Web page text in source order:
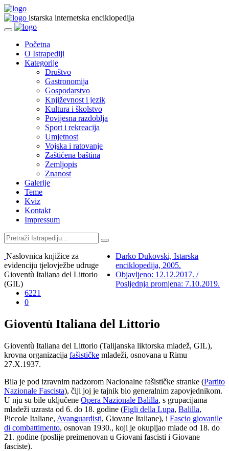
istarska internetska enciklopedija
Početna
O Istrapediji
Kategorije
Društvo
Gastronomija
Gospodarstvo
Književnost i jezik
Kultura i školstvo
Povijesna razdoblja
Sport i rekreacija
Umjetnost
Vojska i ratovanje
Zaštićena baština
Zemljopis
Znanost
Galerije
Teme
Kviz
Kontakt
Impressum
Naslovnica knjižice za
evidenciju tjelovježbe udruge
Gioventù Italiana del Littorio
(GIL)
Darko Dukovski, Istarska
enciklopedija, 2005.
Objavljeno: 12.12.2017. /
Posljednja promjena: 7.10.2019.
6221
0
Gioventù Italiana del Littorio
Gioventù Italiana del Littorio (Talijanska liktorska mladež, GIL),
krovna organizacija fašističke mladeži, osnovana u Rimu
27.X.1937.
Bila je pod izravnim nadzorom Nacionalne fašističke stranke (Partito
Nazionale Fascista), čiji joj je tajnik bio generalnim zapovjednikom.
U nju su bile uključene Opera Nazionale Balilla, s grupacijama
mladeži uzrasta od 6. do 18. godine (Figli della Lupa, Balilla,
Piccole Italiane, Avanguardisti, Giovane Italiane), i Fascio giovanile
di combattimento, osnovan 1930., koji je okupljao mlade od 18. do
21. godine (poslije preimenovan u Giovani fascisti i Giovane
fasciste).